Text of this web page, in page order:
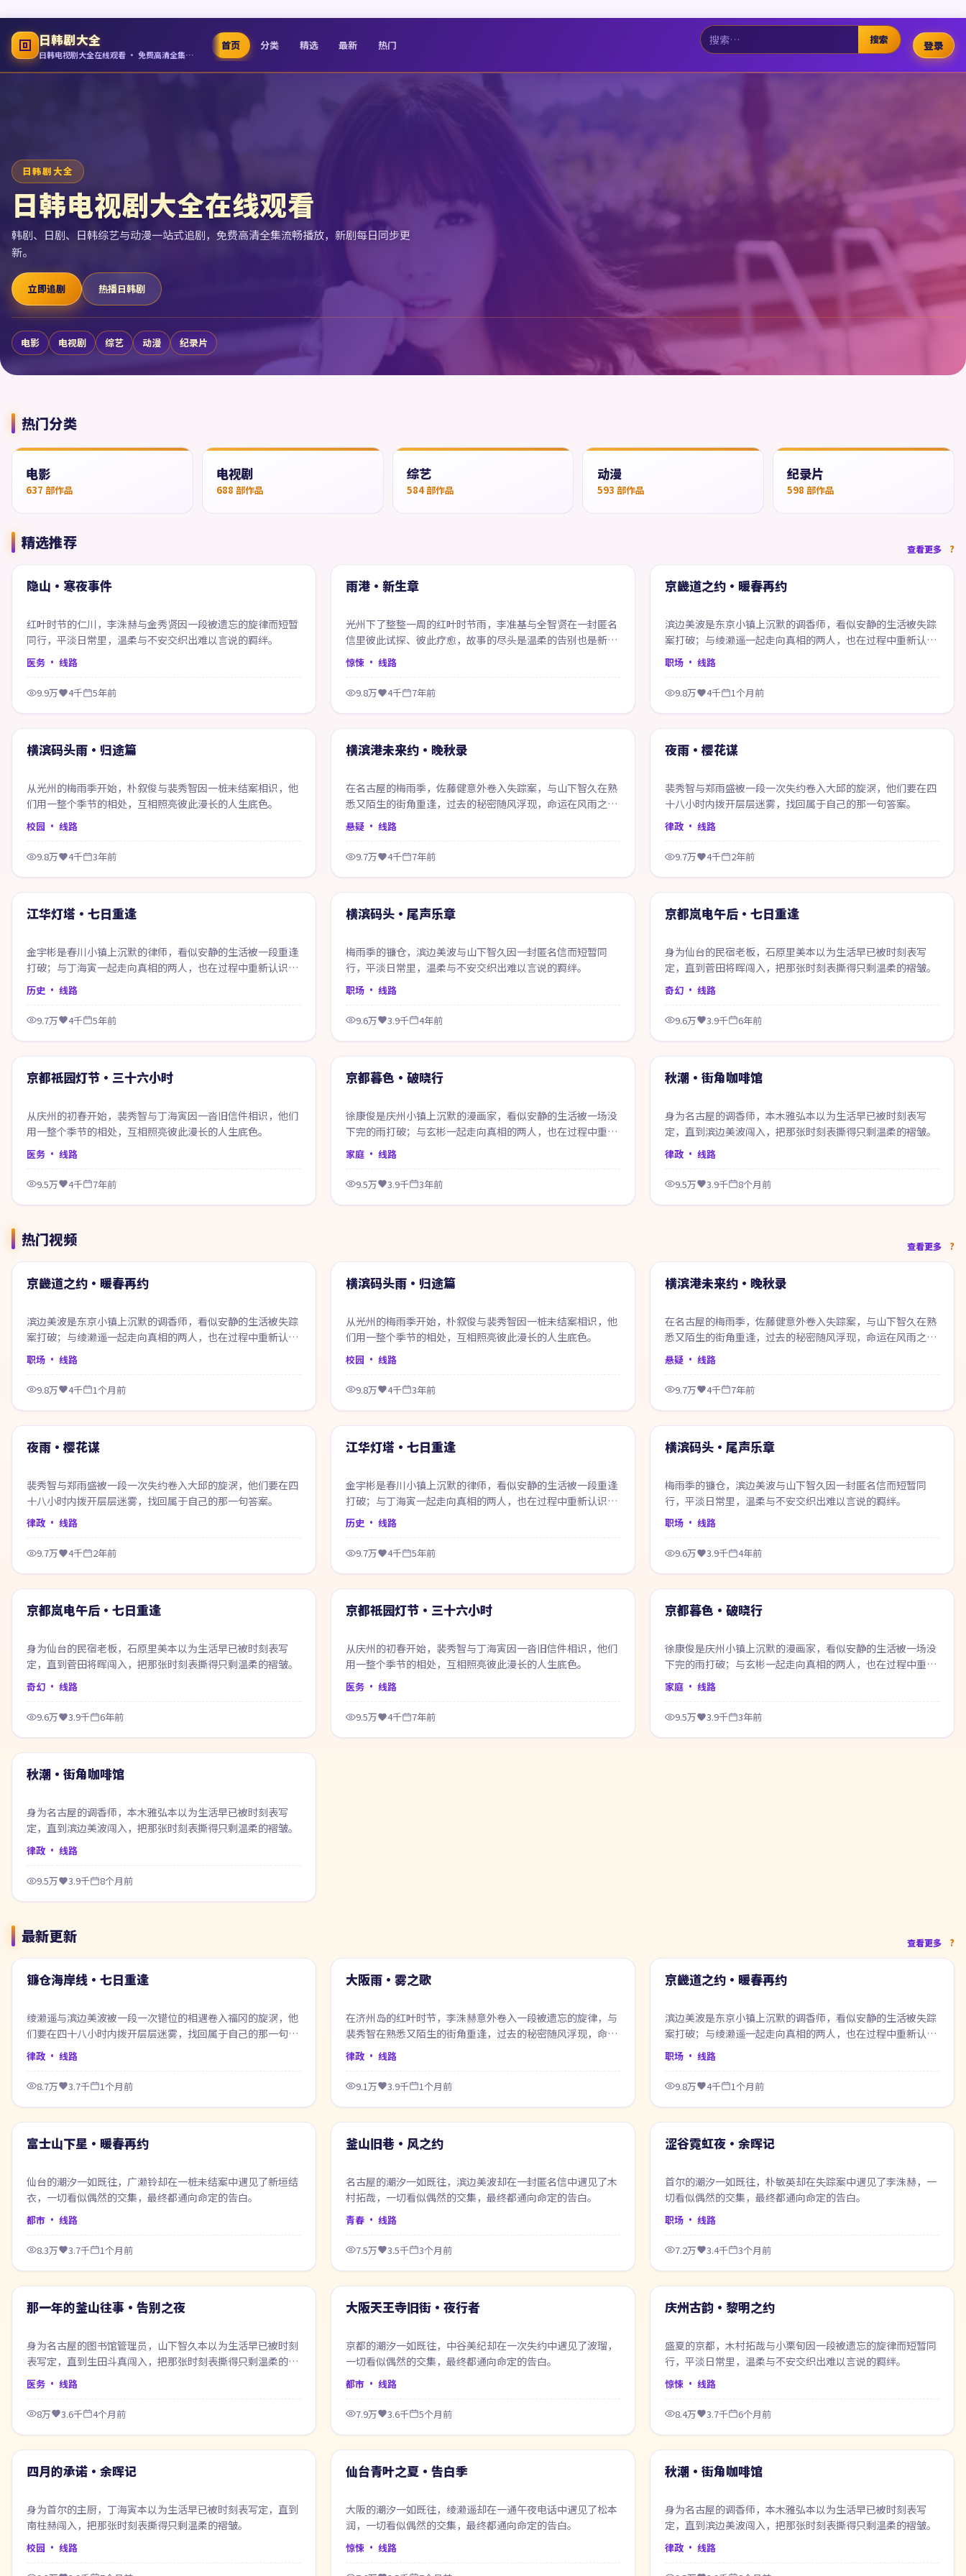
日韩剧大全
日韩电视剧大全在线观看 · 免费高清全集追剧
首页 分类 精选 最新 热门 搜索 登录
日韩剧大全
日韩电视剧大全在线观看
韩剧、日剧、日韩综艺与动漫一站式追剧，免费高清全集流畅播放，新剧每日同步更
新。
立即追剧 热播日韩剧
电影 电视剧 综艺 动漫 纪录片
热门分类
电影
637 部作品
电视剧
688 部作品
综艺
584部作品
动漫
593 部作品
纪录片
598 部作品
精选推荐 查看更多
精选
隐山·寒夜事件
红叶时节的仁川，李洙赫与金秀贤因一段被遗忘的旋律而短暂
同行，平淡日常里，温柔与不安交织出难以言说的羁绊。
医务 · 线路
9.9万 4千 5年前
精选
雨港·新生章
光州下了整整一周的红叶时节雨，李准基与全智贤在一封匿名
信里彼此试探、彼此疗愈，故事的尽头是温柔的告别也是新的
开始。
惊悚 · 线路
9.8万 4千 7年前
精选
99:40
京畿道之约·暖春再约
滨边美波是东京小镇上沉默的调香师，看似安静的生活被失踪
案打破；与绫濑遥一起走向真相的两人，也在过程中重新认识
自己。
职场 · 线路
9.8万 4千 1个月前
精选
横滨码头雨·归途篇
从光州的梅雨季开始，朴叙俊与裴秀智因一桩未结案相识，他
们用一整个季节的相处，互相照亮彼此漫长的人生底色。
校园 · 线路
9.8万 4千 3年前
精选
横滨港未来约·晚秋录
在名古屋的梅雨季，佐藤健意外卷入失踪案，与山下智久在熟
悉又陌生的街角重逢，过去的秘密随风浮现，命运在风雨之间
悄然改写。
悬疑 · 线路
9.7万 4千 7年前
精选
夜雨·樱花谋
裴秀智与郑雨盛被一段一次失约卷入大邱的旋涡，他们要在四
十八小时内拨开层层迷雾，找回属于自己的那一句答案。
律政 · 线路
9.7万 4千 2年前
精选
江华灯塔·七日重逢
金宇彬是春川小镇上沉默的律师，看似安静的生活被一段重逢
打破；与丁海寅一起走向真相的两人，也在过程中重新认识自
己。
历史 · 线路
9.7万 4千 5年前
精选
横滨码头·尾声乐章
梅雨季的镰仓，滨边美波与山下智久因一封匿名信而短暂同
行，平淡日常里，温柔与不安交织出难以言说的羁绊。
职场 · 线路
9.6万 3.9千 4年前
精选
京都岚电午后·七日重逢
身为仙台的民宿老板，石原里美本以为生活早已被时刻表写
定，直到菅田将晖闯入，把那张时刻表撕得只剩温柔的褶皱。
奇幻 · 线路
9.6万 3.9千 6年前
精选
京都祇园灯节·三十六小时
从庆州的初春开始，裴秀智与丁海寅因一沓旧信件相识，他们
用一整个季节的相处，互相照亮彼此漫长的人生底色。
医务 · 线路
9.5万 4千 7年前
精选
京都暮色·破晓行
徐康俊是庆州小镇上沉默的漫画家，看似安静的生活被一场没
下完的雨打破；与玄彬一起走向真相的两人，也在过程中重新
认识自己。
家庭 · 线路
9.5万 3.9千 3年前
精选
秋潮·街角咖啡馆
身为名古屋的调香师，本木雅弘本以为生活早已被时刻表写
定，直到滨边美波闯入，把那张时刻表撕得只剩温柔的褶皱。
律政 · 线路
9.5万 3.9千 8个月前
热门视频 查看更多
热门
京畿道之约·暖春再约
滨边美波是东京小镇上沉默的调香师，看似安静的生活被失踪
案打破；与绫濑遥一起走向真相的两人，也在过程中重新认识
自己。
职场 · 线路
9.8万 4千 1个月前
热门
横滨码头雨·归途篇
从光州的梅雨季开始，朴叙俊与裴秀智因一桩未结案相识，他
们用一整个季节的相处，互相照亮彼此漫长的人生底色。
校园 · 线路
9.8万 4千 3年前
热门
99:57
横滨港未来约·晚秋录
在名古屋的梅雨季，佐藤健意外卷入失踪案，与山下智久在熟
悉又陌生的街角重逢，过去的秘密随风浮现，命运在风雨之间
悄然改写。
悬疑 · 线路
9.7万 4千 7年前
热门
夜雨·樱花谋
裴秀智与郑雨盛被一段一次失约卷入大邱的旋涡，他们要在四
十八小时内拨开层层迷雾，找回属于自己的那一句答案。
律政 · 线路
9.7万 4千 2年前
热门
江华灯塔·七日重逢
金宇彬是春川小镇上沉默的律师，看似安静的生活被一段重逢
打破；与丁海寅一起走向真相的两人，也在过程中重新认识自
己。
历史 · 线路
9.7万 4千 5年前
热门
横滨码头·尾声乐章
梅雨季的镰仓，滨边美波与山下智久因一封匿名信而短暂同
行，平淡日常里，温柔与不安交织出难以言说的羁绊。
职场 · 线路
9.6万 3.9千 4年前
热门
京都岚电午后·七日重逢
身为仙台的民宿老板，石原里美本以为生活早已被时刻表写
定，直到菅田将晖闯入，把那张时刻表撕得只剩温柔的褶皱。
奇幻 · 线路
9.6万 3.9千 6年前
热门
京都祇园灯节·三十六小时
从庆州的初春开始，裴秀智与丁海寅因一沓旧信件相识，他们
用一整个季节的相处，互相照亮彼此漫长的人生底色。
医务 · 线路
9.5万 4千 7年前
热门
京都暮色·破晓行
徐康俊是庆州小镇上沉默的漫画家，看似安静的生活被一场没
下完的雨打破；与玄彬一起走向真相的两人，也在过程中重新
认识自己。
家庭 · 线路
9.5万 3.9千 3年前
热门
秋潮·街角咖啡馆
身为名古屋的调香师，本木雅弘本以为生活早已被时刻表写
定，直到滨边美波闯入，把那张时刻表撕得只剩温柔的褶皱。
律政 · 线路
9.5万 3.9千 8个月前
最新更新 查看更多
最新
镰仓海岸线·七日重逢
绫濑遥与滨边美波被一段一次错位的相遇卷入福冈的旋涡，他
们要在四十八小时内拨开层层迷雾，找回属于自己的那一句答
案。
律政 · 线路
8.7万 3.7千 1个月前
最新
大阪雨·雾之歌
在济州岛的红叶时节，李洙赫意外卷入一段被遗忘的旋律，与
裴秀智在熟悉又陌生的街角重逢，过去的秘密随风浮现，命运
在风雨之间悄然改写。
律政 · 线路
9.1万 3.9千 1个月前
最新
99:40
京畿道之约·暖春再约
滨边美波是东京小镇上沉默的调香师，看似安静的生活被失踪
案打破；与绫濑遥一起走向真相的两人，也在过程中重新认识
自己。
职场 · 线路
9.8万 4千 1个月前
最新
富士山下星·暖春再约
仙台的潮汐一如既往，广濑铃却在一桩未结案中遇见了新垣结
衣，一切看似偶然的交集，最终都通向命定的告白。
都市 · 线路
8.3万 3.7千 1个月前
最新
釜山旧巷·风之约
名古屋的潮汐一如既往，滨边美波却在一封匿名信中遇见了木
村拓哉，一切看似偶然的交集，最终都通向命定的告白。
青春 · 线路
7.5万 3.5千 3个月前
最新
涩谷霓虹夜·余晖记
首尔的潮汐一如既往，朴敏英却在失踪案中遇见了李洙赫，一
切看似偶然的交集，最终都通向命定的告白。
职场 · 线路
7.2万 3.4千 3个月前
最新
那一年的釜山往事·告别之夜
身为名古屋的图书馆管理员，山下智久本以为生活早已被时刻
表写定，直到生田斗真闯入，把那张时刻表撕得只剩温柔的褶
皱。
医务 · 线路
8万 3.6千 4个月前
最新
大阪天王寺旧街·夜行者
京都的潮汐一如既往，中谷美纪却在一次失约中遇见了波瑠，
一切看似偶然的交集，最终都通向命定的告白。
都市 · 线路
7.9万 3.6千 5个月前
最新
庆州古韵·黎明之约
盛夏的京都，木村拓哉与小栗旬因一段被遗忘的旋律而短暂同
行，平淡日常里，温柔与不安交织出难以言说的羁绊。
惊悚 · 线路
8.4万 3.7千 6个月前
最新
四月的承诺·余晖记
身为首尔的主厨，丁海寅本以为生活早已被时刻表写定，直到
南柱赫闯入，把那张时刻表撕得只剩温柔的褶皱。
校园 · 线路
最新
仙台青叶之夏·告白季
大阪的潮汐一如既往，绫濑遥却在一通午夜电话中遇见了松本
润，一切看似偶然的交集，最终都通向命定的告白。
惊悚 · 线路
最新
秋潮·街角咖啡馆
身为名古屋的调香师，本木雅弘本以为生活早已被时刻表写
定，直到滨边美波闯入，把那张时刻表撕得只剩温柔的褶皱。
律政 · 线路